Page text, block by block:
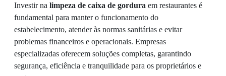
Investir na limpeza de caixa de gordura em restaurantes é
fundamental para manter o funcionamento do
estabelecimento, atender às normas sanitárias e evitar
problemas financeiros e operacionais. Empresas
especializadas oferecem soluções completas, garantindo
segurança, eficiência e tranquilidade para os proprietários e